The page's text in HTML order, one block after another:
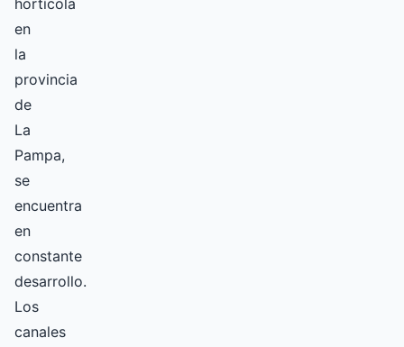
hortícola
en
la
provincia
de
La
Pampa,
se
encuentra
en
constante
desarrollo.
Los
canales